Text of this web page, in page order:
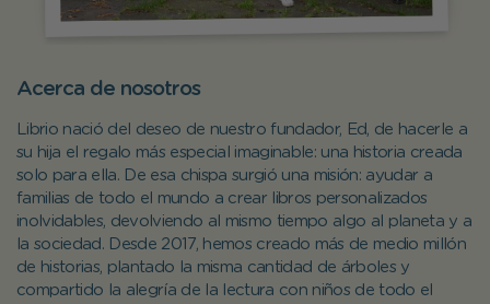
Acerca de nosotros
Librio nació del deseo de nuestro fundador, Ed, de hacerle a
su hija el regalo más especial imaginable: una historia creada
solo para ella. De esa chispa surgió una misión: ayudar a
familias de todo el mundo a crear libros personalizados
inolvidables, devolviendo al mismo tiempo algo al planeta y a
la sociedad. Desde 2017, hemos creado más de medio millón
de historias, plantado la misma cantidad de árboles y
compartido la alegría de la lectura con niños de todo el